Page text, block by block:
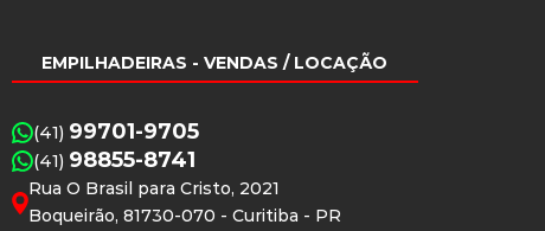
EMPILHADEIRAS - VENDAS / LOCAÇÃO
(41) 99701-9705
(41) 98855-8741
Rua O Brasil para Cristo, 2021
Boqueirão, 81730-070 - Curitiba - PR